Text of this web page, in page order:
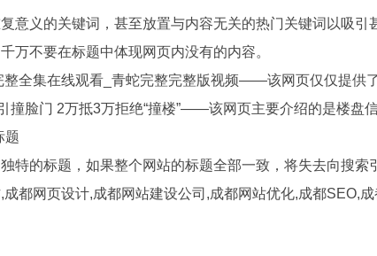
意义的关键词，甚至放置与内容无关的热门关键词以吸
万不要在标题中体现网页内没有的内容。
整全集在线观看_青蛇完整完整版视频——该网页仅仅提供
撞脸门 2万抵3万拒绝“撞楼”——该网页主要介绍的是楼盘
题
特的标题，如果整个网站的标题全部一致，将失去向搜索
,成都网页设计,成都网站建设公司,成都网站优化,成都SEO,